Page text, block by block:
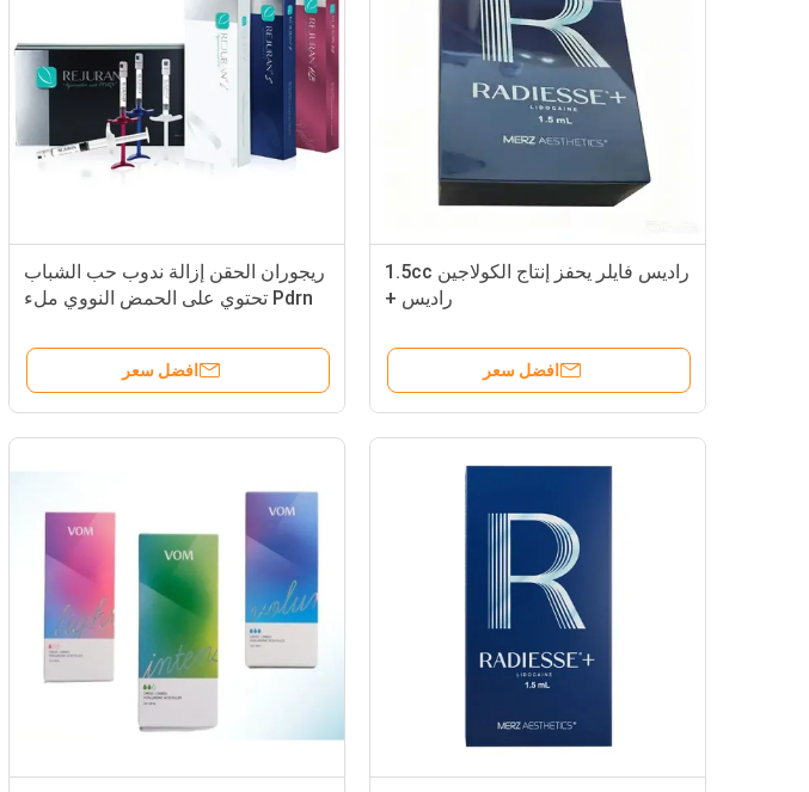
ريجوران الحقن إزالة ندوب حب الشباب
Pdrn تحتوي على الحمض النووي ملء
افضل سعر
راديس فايلر يحفز إنتاج الكولاجين 1.5cc
راديس +
افضل سعر